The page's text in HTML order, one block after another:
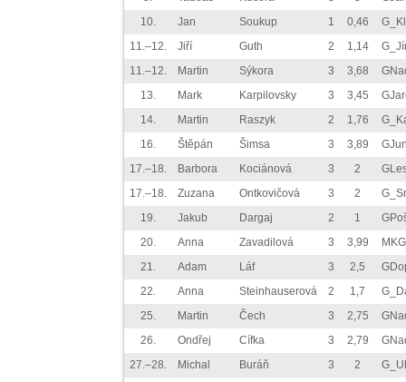
10.
Jan Soukup 1 0,46
11.–12.
Jiří Guth 2 1,14
11.–12.
Martin Sýkora 3 3,68
13.
Mark Karpilovsky 3 3,45
14.
Martin Raszyk 2 1,76
16.
Štěpán Šimsa 3 3,89
17.–18.
Barbora Kociánová 3 2
17.–18.
Zuzana Ontkovičová 3 2
19.
Jakub Dargaj 2 1
20.
Anna Zavadilová 3 3,99
21.
Adam Láf 3 2,5
22.
Anna Steinhauserová 2 1,7
25.
Martin Čech 3 2,75
26.
Ondřej Cífka 3 2,79
27.–28.
Michal Buráň 3 2